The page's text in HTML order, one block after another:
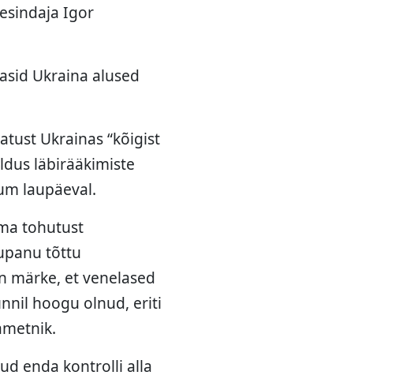
Igor
Ukraina alused
Ukrainas “kõigist
läbirääkimiste
laupäeval.
tohutust
tõttu
märke, et venelased
hoogu olnud, eriti
enda kontrolli alla